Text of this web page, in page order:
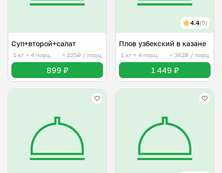
Суп+второй+салат
1 кг ≈ 4 порц. ≈ 225₽ / порц.
899 ₽
4.4(5)
Плов узбекский в казане
1 кг ≈ 4 порц. ≈ 362₽ / порц.
1 449 ₽